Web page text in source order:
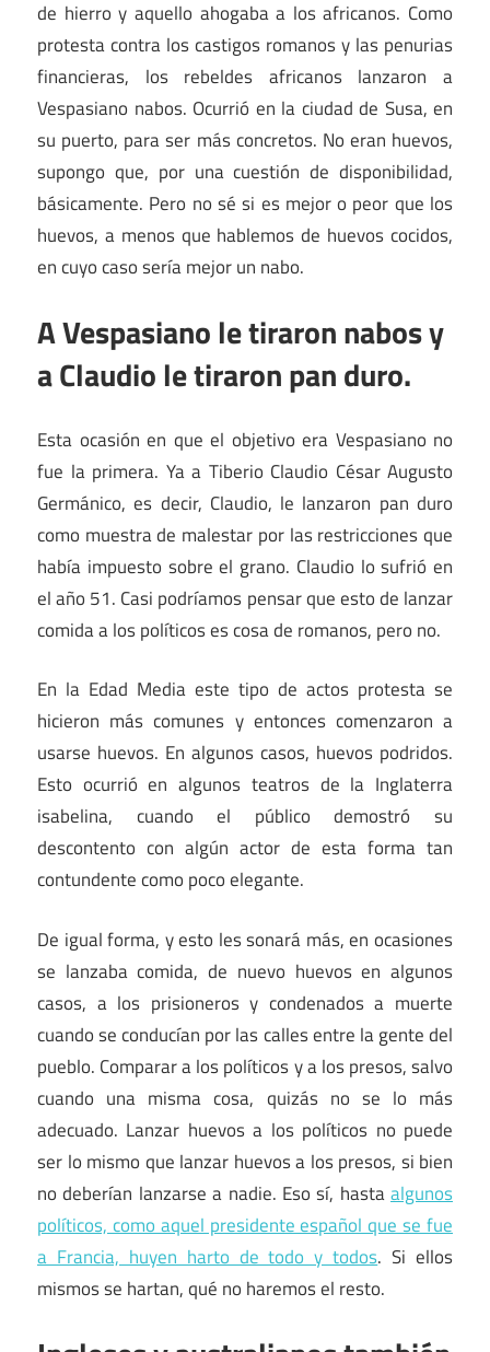
de hierro y aquello ahogaba a los africanos. Como
protesta contra los castigos romanos y las penurias
financieras, los rebeldes africanos lanzaron a
Vespasiano nabos. Ocurrió en la ciudad de Susa, en
su puerto, para ser más concretos. No eran huevos,
supongo que, por una cuestión de disponibilidad,
básicamente. Pero no sé si es mejor o peor que los
huevos, a menos que hablemos de huevos cocidos,
en cuyo caso sería mejor un nabo.
A Vespasiano le tiraron nabos y
a Claudio le tiraron pan duro.
Esta ocasión en que el objetivo era Vespasiano no
fue la primera. Ya a Tiberio Claudio César Augusto
Germánico, es decir, Claudio, le lanzaron pan duro
como muestra de malestar por las restricciones que
había impuesto sobre el grano. Claudio lo sufrió en
el año 51. Casi podríamos pensar que esto de lanzar
comida a los políticos es cosa de romanos, pero no.
En la Edad Media este tipo de actos protesta se
hicieron más comunes y entonces comenzaron a
usarse huevos. En algunos casos, huevos podridos.
Esto ocurrió en algunos teatros de la Inglaterra
isabelina, cuando el público demostró su
descontento con algún actor de esta forma tan
contundente como poco elegante.
De igual forma, y esto les sonará más, en ocasiones
se lanzaba comida, de nuevo huevos en algunos
casos, a los prisioneros y condenados a muerte
cuando se conducían por las calles entre la gente del
pueblo. Comparar a los políticos y a los presos, salvo
cuando una misma cosa, quizás no se lo más
adecuado. Lanzar huevos a los políticos no puede
ser lo mismo que lanzar huevos a los presos, si bien
no deberían lanzarse a nadie. Eso sí, hastaalgunos
políticos, como aquel presidente español que se fue
a Francia, huyen harto de todo y todos. Si ellos
mismos se hartan, qué no haremos el resto.